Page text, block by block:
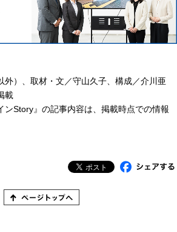
外）、取材・文／守山久子、構成／介川亜
載
Story』の記事内容は、掲載時点での情報